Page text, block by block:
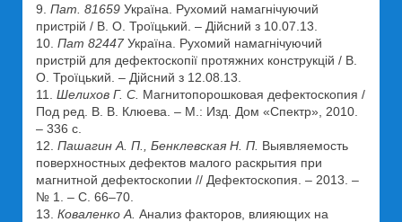
9. Пат. 81659 Україна. Рухомий намагнічуючий
пристрій / В. О. Троїцький. – Дійсний з 10.07.13.
10. Пат 82447 Україна. Рухомий намагнічуючий
пристрій для дефектоскопії протяжних конструкцій / В.
О. Троїцький. – Дійсний з 12.08.13.
11. Шелихов Г. С. Магнитопорошковая дефектоскопия /
Под ред. В. В. Клюева. – М.: Изд. Дом «Спектр», 2010.
– 336 с.
12. Пашагин А. П., Бенклевская Н. П. Выявляемость
поверхностных дефектов малого раскрытия при
магнитной дефектоскопии // Дефектоскопия. – 2013. –
№ 1. – С. 66–70.
13. Коваленко А. Анализ факторов, влияющих на